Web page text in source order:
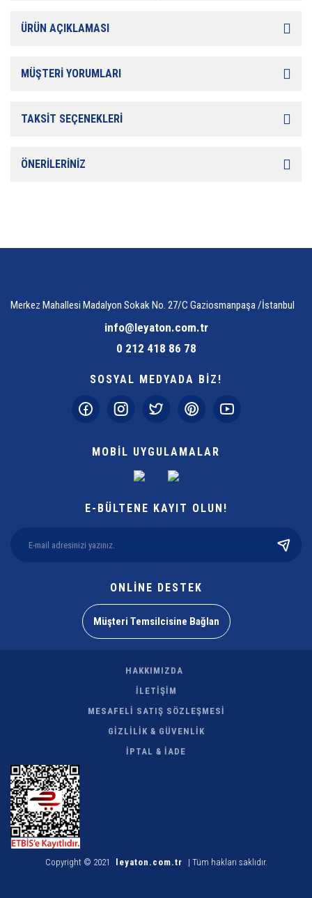
ÜRÜN AÇIKLAMASI
MÜŞTERİ YORUMLARI
TAKSİT SEÇENEKLERİ
ÖNERİLERİNİZ
Merkez Mahallesi Madalyon Sokak No. 27/C Gaziosmanpaşa /İstanbul
info@leyaton.com.tr
0 212 418 86 78
SOSYAL MEDYADA BİZ!
MOBİL UYGULAMALAR
E-BÜLTENE KAYIT OLUN!
ONLİNE DESTEK
Müşteri Temsilcisine Bağlan
HAKKIMIZDA
İLETİŞİM
MESAFELİ SATIŞ SÖZLEŞMESİ
GİZLİLİK & GÜVENLİK
İPTAL & İADE
Copyright © 2021 leyaton.com.tr | Tüm hakları saklıdır.